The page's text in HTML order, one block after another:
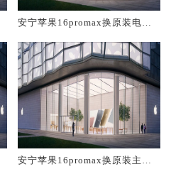
安宁苹果16promax换原装电池
安宁苹果16promax换原装主板